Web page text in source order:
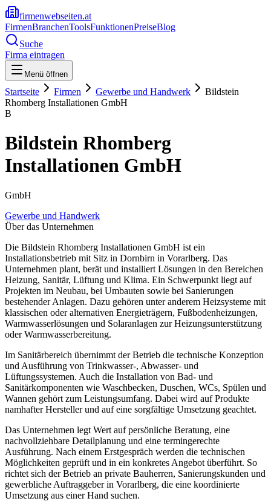
firmenwebseiten.at
FirmenBranchenToolsFunktionenPreiseBlog
Suche
Firma eintragen
Menü öffnen
Startseite Firmen Gewerbe und Handwerk
Bildstein
Rhomberg Installationen GmbH
B
Bildstein Rhomberg
Installationen GmbH
GmbH
Gewerbe und Handwerk
Über das Unternehmen
Die Bildstein Rhomberg Installationen GmbH ist ein
Installationsbetrieb mit Sitz in Dornbirn in Vorarlberg. Das
Unternehmen plant, berät und installiert Lösungen in den Bereichen
Heizung, Sanitär, Lüftung und Klima. Ein Schwerpunkt liegt auf
Projekten im Neubau, bei Umbauten sowie bei Sanierungen
bestehender Anlagen. Dazu gehören unter anderem Heizsysteme mit
klassischen oder alternativen Energieträgern, Fußbodenheizungen,
Warmwasserlösungen und Solaranlagen zur Heizungsunterstützung
oder Warmwasserbereitung.
Im Sanitärbereich übernimmt der Betrieb die technische Konzeption
und Ausführung von Trinkwasser-, Abwasser- und
Lüftungssystemen. Auch die Installation von Bad- und
Sanitärkomponenten wie Waschbecken, Duschen, WCs, Spülen und
Wannen gehört zum Leistungsumfang. Dabei wird auf Produkte
namhafter Hersteller und auf eine sorgfältige Umsetzung geachtet.
Das Unternehmen legt Wert auf persönliche Beratung, eine
nachvollziehbare Detailplanung und eine termingerechte
Ausführung. Nach einem Erstgespräch werden die technischen
Möglichkeiten geprüft und in ein konkretes Angebot überführt. So
richtet sich der Betrieb an private Bauherren, Sanierungskunden und
gewerbliche Auftraggeber in Vorarlberg, die eine koordinierte
Umsetzung aus einer Hand suchen.